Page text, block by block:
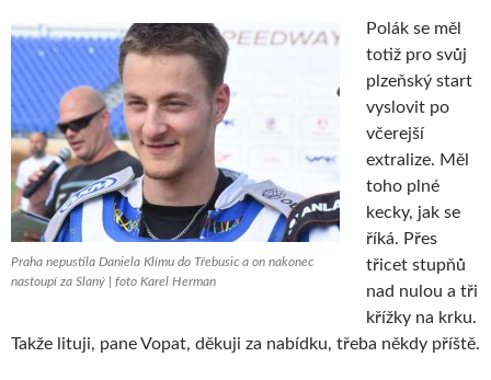
Praha nepustila Daniela Klímu do Třebusic a on nakonec
nastoupí za Slaný | foto Karel Herman
Polák se měl
totiž pro svůj
plzeňský start
vyslovit po
včerejší
extralize. Měl
toho plné
kecky, jak se
říká. Přes
třicet stupňů
nad nulou a tři
křížky na krku.
Takže lituji, pane Vopat, děkuji za nabídku, třeba někdy příště.